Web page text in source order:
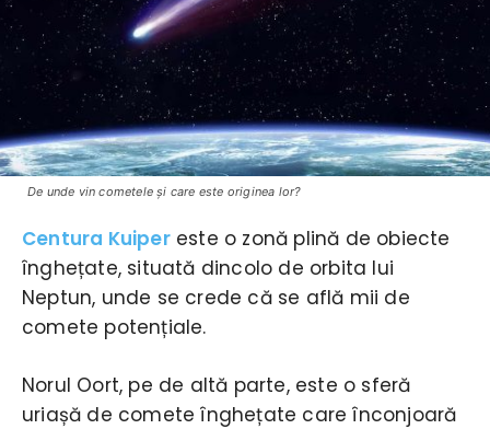
De unde vin cometele şi care este originea lor?
Centura Kuipereste o zonă plină de obiecte
înghețate, situată dincolo de orbita lui
Neptun, unde se crede că se află mii de
comete potențiale.
Norul Oort, pe de altă parte, este o sferă
uriașă de comete înghețate care înconjoară